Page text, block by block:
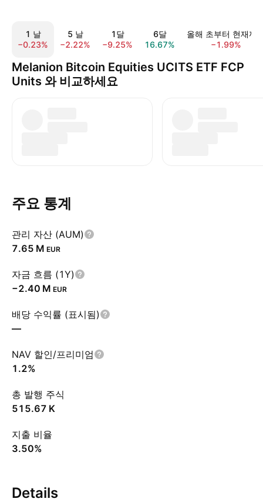
1 날
−0.23%
5 날
−2.22%
1달
−9.25%
6달
16.67%
올해 초부터 현재까
−1.99%
Melanion Bitcoin Equities UCITS ETF FCP
Units 와 비교하세요
주요 통계
관리 자산 (AUM)
‪7.65 M‬ EUR
자금 흐름 (1Y)
‪−2.40 M‬ EUR
배당 수익률 (표시됨)
—
NAV 할인/프리미엄
1.2%
총 발행 주식
‪515.67 K‬
지출 비율
3.50%
Details